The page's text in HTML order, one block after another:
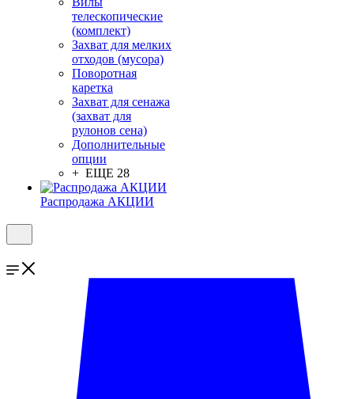
телескопические
(комплект)
Захват для мелких
отходов (мусора)
Поворотная
каретка
Захват для сенажа
(захват для
рулонов сена)
Дополнительные
опции
+ ЕЩЕ 28
Распродажа АКЦИИ